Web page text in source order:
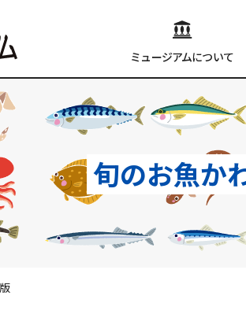
ミュージアムについて
旬のお魚か